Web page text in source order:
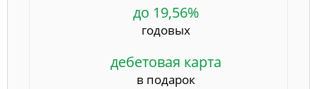
до 19,56%
годовых
дебетовая карта
в подарок